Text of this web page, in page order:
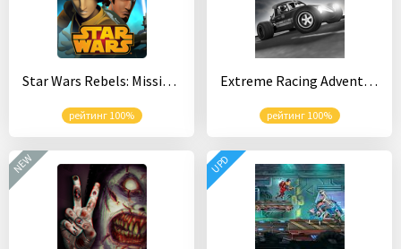
Star Wars Rebels: Missions
рейтинг 100%
Extreme Racing Adventure
рейтинг 100%
NEW UPD